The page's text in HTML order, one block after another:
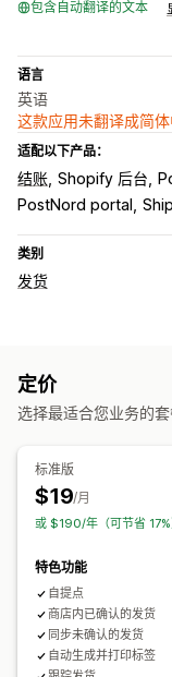
包含自动翻译的文本
语言
英语
这款应用未翻译成简
适配以下产品：
结账 Shopify 后台
PostNord portal
类别
发货
运输规则
定价
选择最适合您业务的套
标准版
$19/月
或 $190/年（可节省 17%
特色功能
自提点
商店内已确认的发货
同步未确认的发货
自动生成并打印标签